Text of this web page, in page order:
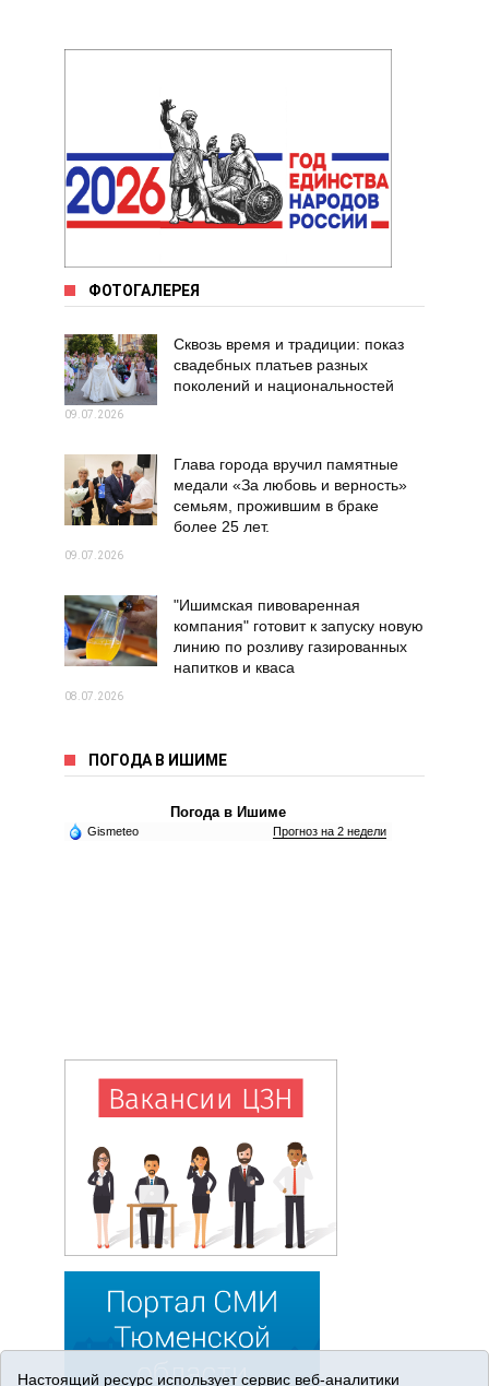
ФОТОГАЛЕРЕЯ
Сквозь время и традиции: показ
свадебных платьев разных
поколений и национальностей
09.07.2026
Глава города вручил памятные
медали «За любовь и верность»
семьям, прожившим в браке
более 25 лет.
09.07.2026
"Ишимская пивоваренная
компания" готовит к запуску новую
линию по розливу газированных
напитков и кваса
08.07.2026
ПОГОДА В ИШИМЕ
Погода в Ишиме
Gismeteo Прогноз на 2 недели
Настоящий ресурс использует сервис веб-аналитики